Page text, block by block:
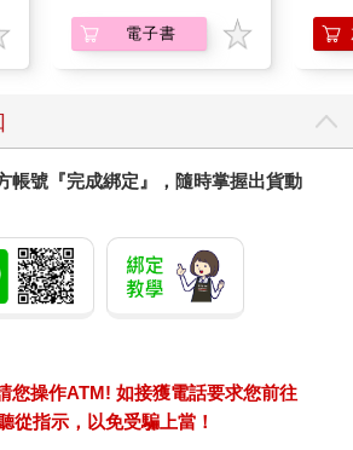
電子書
帳號『完成綁定』，隨時掌握出貨動
您操作ATM! 如接獲電話要求您前往
從指示，以免受騙上當！